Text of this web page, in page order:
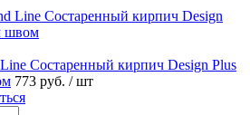
Состаренный кирпич Design Plus
773 руб. / шт